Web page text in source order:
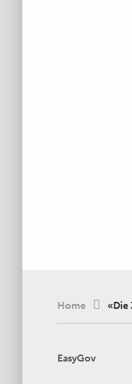
Home «Die
EasyGov